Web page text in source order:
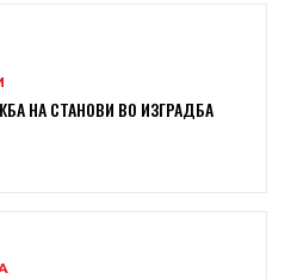
НА СТАНОВИ ВО ИЗГРАДБА